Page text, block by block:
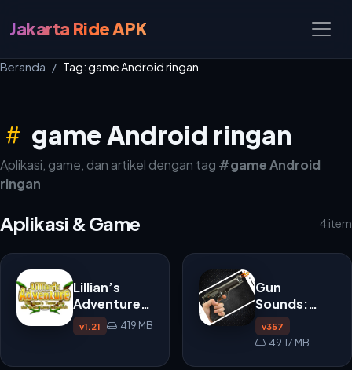
Jakarta Ride APK
Beranda Tag: game Android ringan
game Android ringan
Aplikasi, game, dan artikel dengan tag #game Android
ringan
Aplikasi & Game 4 item
Lillian’s
Adventure
APK
v1.21 419 MB
Gun
Sounds:
Gun
Simulator
v357
49.17 MB